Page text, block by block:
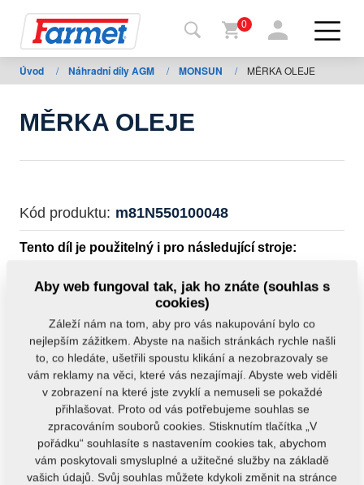
Zpět
na
shop
Moje
stroje
stažení
0
Úvod / Náhradní díly AGM / MONSUN / MĚRKA OLEJE
MĚRKA OLEJE
Kód produktu: m81N550100048
Tento díl je použitelný i pro následující stroje:
Aby web fungoval tak, jak ho znáte (souhlas s
cookies)
Záleží nám na tom, aby pro vás nakupování bylo co
nejlepším zážitkem. Abyste na našich stránkách rychle našli
to, co hledáte, ušetřili spoustu klikání a nezobrazovaly se
vám reklamy na věci, které vás nezajímají. Abyste web viděli
v zobrazení na které jste zvyklí a nemuseli se pokaždé
přihlašovat. Proto od vás potřebujeme souhlas se
zpracováním souborů cookies. Stisknutím tlačítka „V
pořádku“ souhlasíte s nastavením cookies tak, abychom
vám poskytovali smysluplné a užitečné služby na základě
vašich údajů. Svůj souhlas můžete kdykoli změnit na stránce